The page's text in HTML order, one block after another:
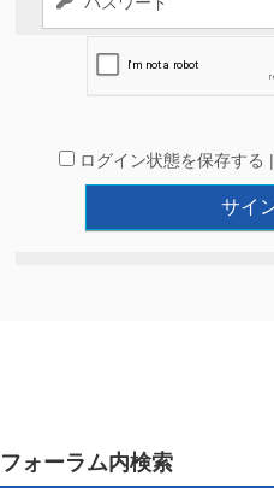
ログイン状態を保存する |
フォーラム内検索